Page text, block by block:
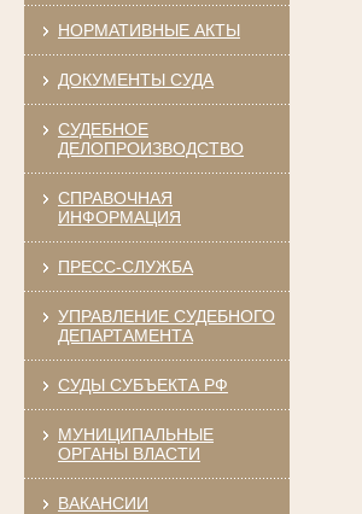
НОРМАТИВНЫЕ АКТЫ
ДОКУМЕНТЫ СУДА
СУДЕБНОЕ
ДЕЛОПРОИЗВОДСТВО
СПРАВОЧНАЯ
ИНФОРМАЦИЯ
ПРЕСС-СЛУЖБА
УПРАВЛЕНИЕ СУДЕБНОГО
ДЕПАРТАМЕНТА
СУДЫ СУБЪЕКТА РФ
МУНИЦИПАЛЬНЫЕ
ОРГАНЫ ВЛАСТИ
ВАКАНСИИ